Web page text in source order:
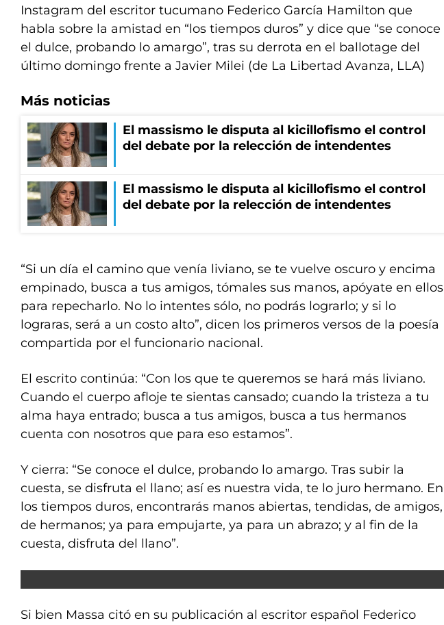
Instagram del escritor tucumano Federico García Hamilton que
habla sobre la amistad en “los tiempos duros” y dice que “se conoce
el dulce, probando lo amargo”, tras su derrota en el ballotage del
último domingo frente a Javier Milei (de La Libertad Avanza, LLA)
Más noticias
El massismo le disputa al kicillofismo el control
del debate por la relección de intendentes
El massismo le disputa al kicillofismo el control
del debate por la relección de intendentes
“Si un día el camino que venía liviano, se te vuelve oscuro y encima
empinado, busca a tus amigos, tómales sus manos, apóyate en ellos
para repecharlo. No lo intentes sólo, no podrás lograrlo; y si lo
lograras, será a un costo alto”, dicen los primeros versos de la poesía
compartida por el funcionario nacional.
El escrito continúa: “Con los que te queremos se hará más liviano.
Cuando el cuerpo afloje te sientas cansado; cuando la tristeza a tu
alma haya entrado; busca a tus amigos, busca a tus hermanos
cuenta con nosotros que para eso estamos”.
Y cierra: “Se conoce el dulce, probando lo amargo. Tras subir la
cuesta, se disfruta el llano; así es nuestra vida, te lo juro hermano. En
los tiempos duros, encontrarás manos abiertas, tendidas, de amigos,
de hermanos; ya para empujarte, ya para un abrazo; y al fin de la
cuesta, disfruta del llano”.
Si bien Massa citó en su publicación al escritor español Federico